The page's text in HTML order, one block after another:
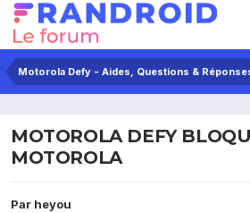
Motorola Defy - Aides, Questions &
MOTOROLA DEFY
MOTOROLA
Par heyou